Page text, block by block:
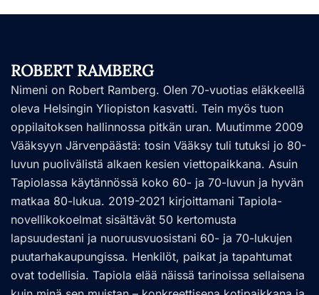
ROBERT RAMBERG
Nimeni on Robert Ramberg. Olen 70-vuotias eläkkeellä
oleva Helsingin Yliopiston kasvatti. Tein myös tuon
oppilaitoksen hallinnossa pitkän uran. Muutimme 2009
Vääksyyn Järvenpäästä: tosin Vääksy tuli tutuksi jo 80-
luvun puolivälistä alkaen kesien viettopaikkana. Asuin
Tapiolassa käytännössä koko 60- ja 70-luvun ja hyvän
matkaa 80-lukua. 2019-2021 kirjoittamani Tapiola-
novellikokoelmat sisältävät 50 kertomusta
lapsuudestani ja nuoruusvuosistani 60- ja 70-lukujen
puutarhakaupungissa. Henkilöt, paikat ja tapahtumat
ovat todellisia. Tapiola elää näissä tarinoissa sellaisena